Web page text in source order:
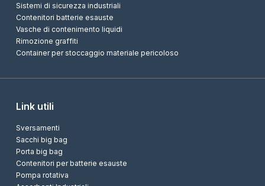
Sistemi di sicurezza industriali
Contenitori batterie esauste
Vasche di contenimento liquidi
Rimozione graffiti
Container per stoccaggio materiale pericoloso
Link utili
Sversamenti
Sacchi big bag
Porta big bag
Contenitori per batterie esauste
Pompa rotativa